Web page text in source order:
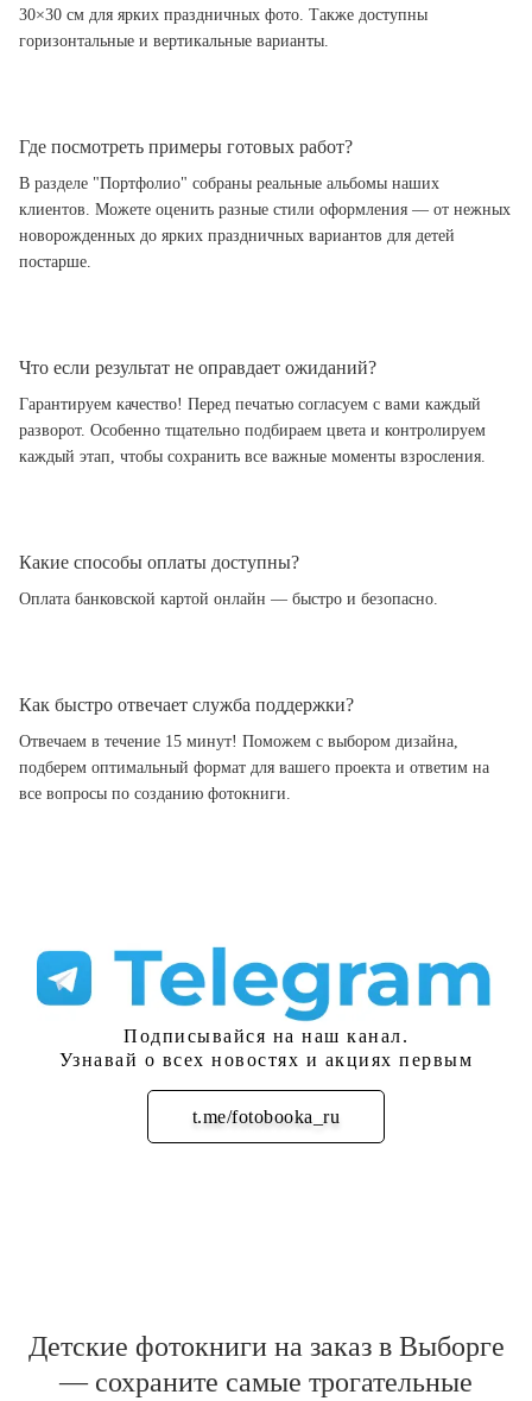
30×30 см для ярких праздничных фото. Также доступны
горизонтальные и вертикальные варианты.
Где посмотреть примеры готовых работ?
В разделе "Портфолио" собраны реальные альбомы наших
клиентов. Можете оценить разные стили оформления — от нежных
новорожденных до ярких праздничных вариантов для детей
постарше.
Что если результат не оправдает ожиданий?
Гарантируем качество! Перед печатью согласуем с вами каждый
разворот. Особенно тщательно подбираем цвета и контролируем
каждый этап, чтобы сохранить все важные моменты взросления.
Какие способы оплаты доступны?
Оплата банковской картой онлайн — быстро и безопасно.
Как быстро отвечает служба поддержки?
Отвечаем в течение 15 минут! Поможем с выбором дизайна,
подберем оптимальный формат для вашего проекта и ответим на
все вопросы по созданию фотокниги.
Подписывайся на наш канал.
Узнавай о всех новостях и акциях первым
t.me/fotobooka_ru
Подписаться
Детские фотокниги на заказ в Выборге
— сохраните самые трогательные